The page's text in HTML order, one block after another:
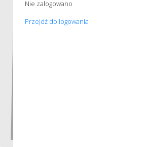
Nie zalogowano
Przejdź do logowania